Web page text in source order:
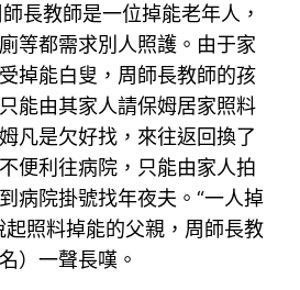
長教師是一位掉能老年人，
等都需求別人照護。由于家
掉能白叟，周師長教師的孩
能由其家人請保姆居家照料
凡是欠好找，來往返回換了
便利往病院，只能由家人拍
病院掛號找年夜夫。“一人掉
起照料掉能的父親，周師長教
）一聲長嘆。